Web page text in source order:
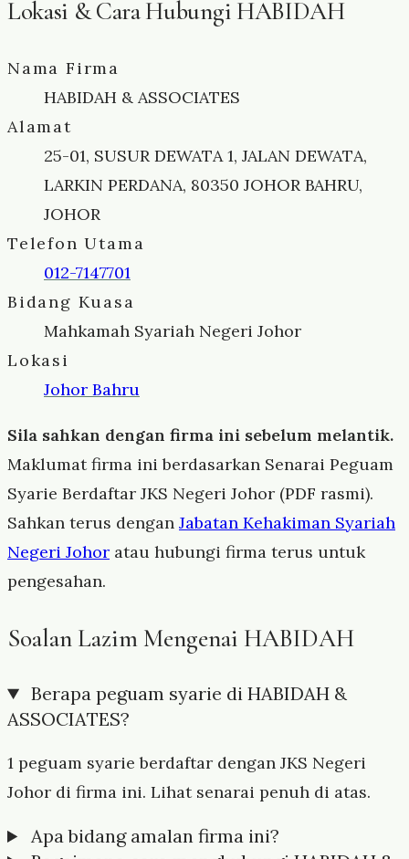
Lokasi & Cara Hubungi HABIDAH
Nama Firma
HABIDAH & ASSOCIATES
Alamat
25-01, SUSUR DEWATA 1, JALAN DEWATA,
LARKIN PERDANA, 80350 JOHOR BAHRU,
JOHOR
Telefon Utama
012-7147701
Bidang Kuasa
Mahkamah Syariah Negeri Johor
Lokasi
Johor Bahru
Sila sahkan dengan firma ini sebelum melantik.
Maklumat firma ini berdasarkan Senarai Peguam
Syarie Berdaftar JKS Negeri Johor (PDF rasmi).
Sahkan terus dengan Jabatan Kehakiman Syariah
Negeri Johor atau hubungi firma terus untuk
pengesahan.
Soalan Lazim Mengenai HABIDAH
Berapa peguam syarie di HABIDAH &
ASSOCIATES?
1 peguam syarie berdaftar dengan JKS Negeri
Johor di firma ini. Lihat senarai penuh di atas.
Apa bidang amalan firma ini?